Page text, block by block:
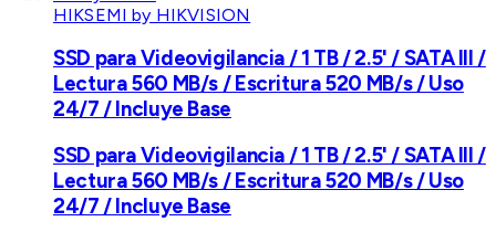
HIKSEMI by HIKVISION
SSD para Videovigilancia / 1 TB / 2.5' / SATA III /
Lectura 560 MB/s / Escritura 520 MB/s / Uso
24/7 / Incluye Base
SSD para Videovigilancia / 1 TB / 2.5' / SATA III /
Lectura 560 MB/s / Escritura 520 MB/s / Uso
24/7 / Incluye Base